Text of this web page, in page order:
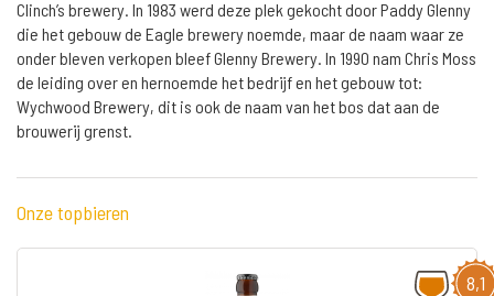
Clinch’s brewery. In 1983 werd deze plek gekocht door Paddy Glenny
die het gebouw de Eagle brewery noemde, maar de naam waar ze
onder bleven verkopen bleef Glenny Brewery. In 1990 nam Chris Moss
de leiding over en hernoemde het bedrijf en het gebouw tot:
Wychwood Brewery, dit is ook de naam van het bos dat aan de
brouwerij grenst.
Onze topbieren
8,1